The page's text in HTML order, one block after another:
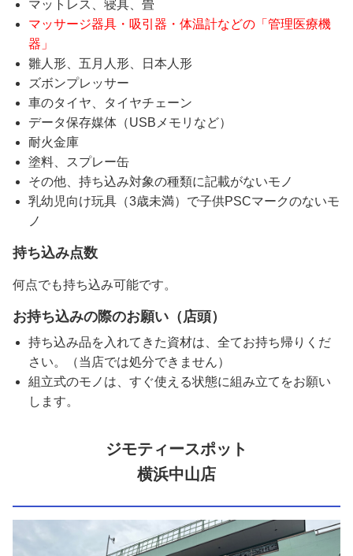
マットレス、寝具、畳
マッサージ器具・吸引器・体温計などの「管理医療機
器」
雛人形、五月人形、日本人形
ズボンプレッサー
車のタイヤ、タイヤチェーン
データ保存媒体（USBメモリなど）
耐火金庫
塗料、スプレー缶
その他、持ち込み対象の種類に記載がないモノ
乳幼児向け玩具（3歳未満）で子供PSCマークのないモ
ノ
持ち込み点数
何点でも持ち込み可能です。
お持ち込みの際のお願い（店頭）
持ち込み品を入れてきた資材は、全てお持ち帰りくだ
さい。（当店では処分できません）
組立式のモノは、すぐ使える状態に組み立てをお願い
します。
ジモティースポット
横浜中山店